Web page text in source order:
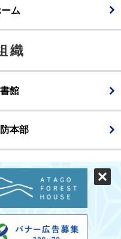
ム
織
館
本部
パソコン版